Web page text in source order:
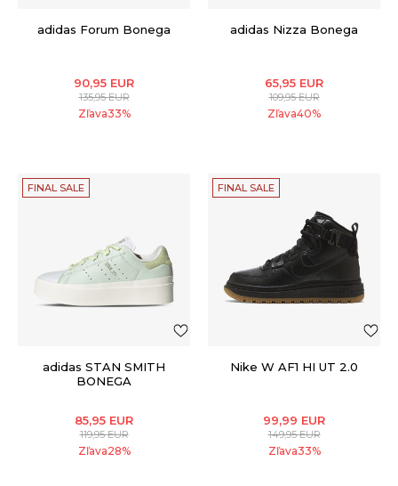
adidas Forum Bonega
90,95 EUR
135,95EUR
Zľava33%
adidas Nizza Bonega
65,95 EUR
109,95EUR
Zľava40%
FINAL SALE
adidas STAN SMITH
BONEGA
85,95 EUR
119,95EUR
Zľava28%
FINAL SALE
Nike W AF1 HI UT 2.0
99,99 EUR
149,95EUR
Zľava33%